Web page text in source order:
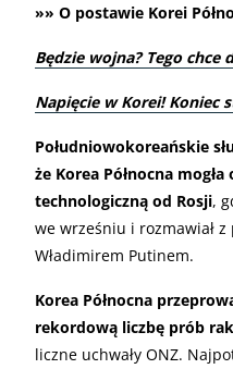
»» O postawie Korei
Będzie wojna? Tego chce
Napięcie w Korei! Koniec
Południowokoreańskie
że Korea Północna
technologiczną od Rosji,
we wrześniu i rozmawiał
Władimirem Putinem.
Korea Północna
rekordową liczbę prób
liczne uchwały ONZ.